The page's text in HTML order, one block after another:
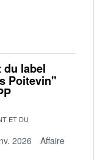
du label
Poitevin"
ET DU
2026
Affaire